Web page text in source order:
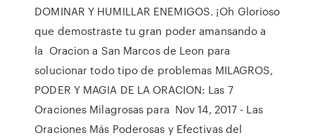
DOMINAR Y HUMILLAR ENEMIGOS. ¡Oh Glorioso
que demostraste tu gran poder amansando a
la Oracion a San Marcos de Leon para
solucionar todo tipo de problemas MILAGROS,
PODER Y MAGIA DE LA ORACION: Las 7
Oraciones Milagrosas para Nov 14, 2017 - Las
Oraciones Más Poderosas y Efectivas del